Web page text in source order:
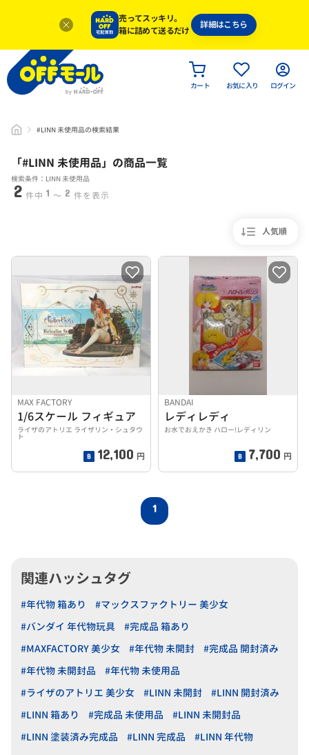
売ってスッキリ。
箱に詰めて送るだけ
詳細はこちら
カート お気に入り ログイン
#LINN 未使用品の検索結果
「#LINN 未使用品」 の商品一覧
検索条件：LINN 未使用品
2 件中 1 〜 2 件を表示
人気順
MAX FACTORY
1/6スケール フィギュア
ライザのアトリエ ライザリン・シュタウ
ト
12,100 円
BANDAI
レディレディ
お水でおえかき ハロー!レディリン
7,700 円
1
関連ハッシュタグ
#年代物 箱あり
#マックスファクトリー 美少女
#バンダイ 年代物玩具
#完成品 箱あり
#MAXFACTORY 美少女
#年代物 未開封
#完成品 開封済み
#年代物 未開封品
#年代物 未使用品
#ライザのアトリエ 美少女
#LINN 未開封
#LINN 開封済み
#LINN 箱あり
#完成品 未使用品
#LINN 未開封品
#LINN 塗装済み完成品
#LINN 完成品
#LINN 年代物